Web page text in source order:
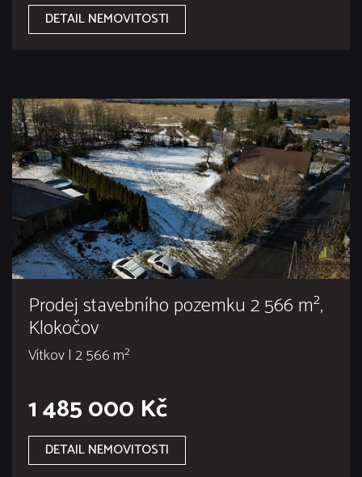
DETAIL NEMOVITOSTI
Prodej stavebního pozemku 2 566 m²,
Klokočov
Vítkov | 2 566 m²
1 485 000 Kč
DETAIL NEMOVITOSTI